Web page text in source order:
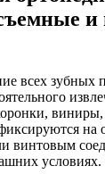
и
всех зубных
виниры,
на
винтовым